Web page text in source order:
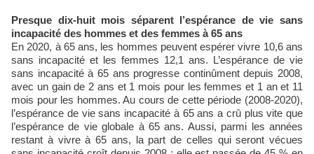
Presque dix-huit mois séparent l’espérance de vie sans
incapacité des hommes et des femmes à 65 ans
En 2020, à 65 ans, les hommes peuvent espérer vivre 10,6 ans
sans incapacité et les femmes 12,1 ans. L’espérance de vie
sans incapacité à 65 ans progresse continûment depuis 2008,
avec un gain de 2 ans et 1 mois pour les femmes et 1 an et 11
mois pour les hommes. Au cours de cette période (2008-2020),
l’espérance de vie sans incapacité à 65 ans a crû plus vite que
l’espérance de vie globale à 65 ans. Aussi, parmi les années
restant à vivre à 65 ans, la part de celles qui seront vécues